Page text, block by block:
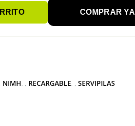
COMPRAR YA
, NIMH , RECARGABLE , SERVIPILAS